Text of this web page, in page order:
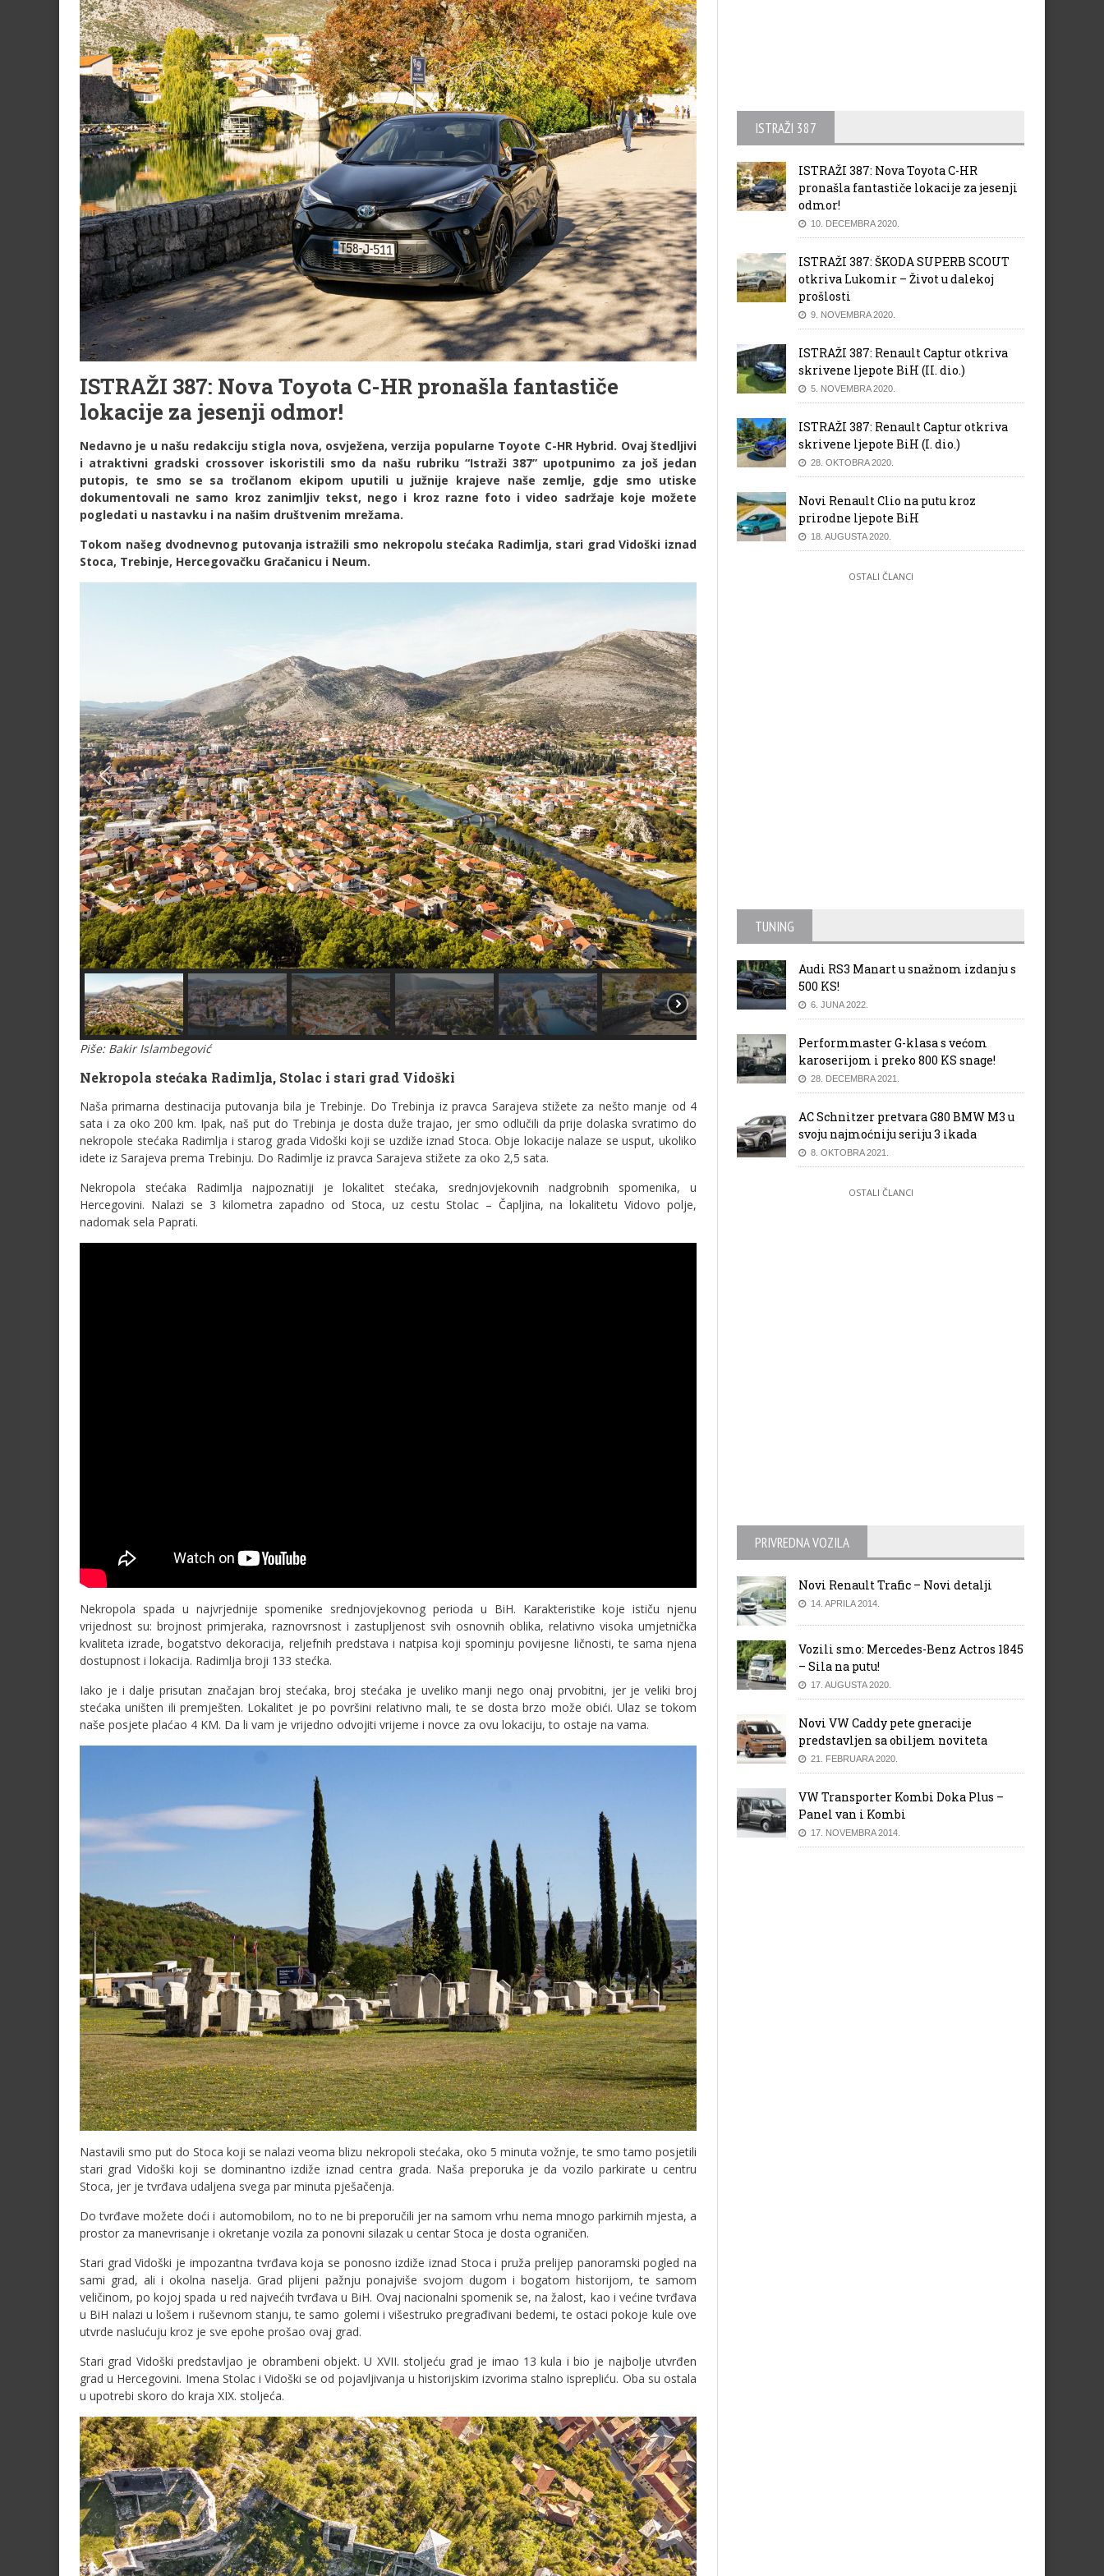
ISTRAŽI 387: Nova Toyota C-HR pronašla fantastiče
lokacije za jesenji odmor!
Nedavno je u našu redakciju stigla nova, osvježena, verzija popularne Toyote C-HR Hybrid. Ovaj štedljivi
i atraktivni gradski crossover iskoristili smo da našu rubriku “Istraži 387” upotpunimo za još jedan
putopis, te smo se sa tročlanom ekipom uputili u južnije krajeve naše zemlje, gdje smo utiske
dokumentovali ne samo kroz zanimljiv tekst, nego i kroz razne foto i video sadržaje koje možete
pogledati u nastavku i na našim društvenim mrežama.
Tokom našeg dvodnevnog putovanja istražili smo nekropolu stećaka Radimlja, stari grad Vidoški iznad
Stoca, Trebinje, Hercegovačku Gračanicu i Neum.
Piše: Bakir Islambegović
Nekropola stećaka Radimlja, Stolac i stari grad Vidoški
Naša primarna destinacija putovanja bila je Trebinje. Do Trebinja iz pravca Sarajeva stižete za nešto manje od 4
sata i za oko 200 km. Ipak, naš put do Trebinja je dosta duže trajao, jer smo odlučili da prije dolaska svratimo do
nekropole stećaka Radimlja i starog grada Vidoški koji se uzdiže iznad Stoca. Obje lokacije nalaze se usput, ukoliko
idete iz Sarajeva prema Trebinju. Do Radimlje iz pravca Sarajeva stižete za oko 2,5 sata.
Nekropola stećaka Radimlja najpoznatiji je lokalitet stećaka, srednjovjekovnih nadgrobnih spomenika, u
Hercegovini. Nalazi se 3 kilometra zapadno od Stoca, uz cestu Stolac – Čapljina, na lokalitetu Vidovo polje,
nadomak sela Paprati.
Nekropola spada u najvrjednije spomenike srednjovjekovnog perioda u BiH. Karakteristike koje ističu njenu
vrijednost su: brojnost primjeraka, raznovrsnost i zastupljenost svih osnovnih oblika, relativno visoka umjetnička
kvaliteta izrade, bogatstvo dekoracija, reljefnih predstava i natpisa koji spominju povijesne ličnosti, te sama njena
dostupnost i lokacija. Radimlja broji 133 stećka.
Iako je i dalje prisutan značajan broj stećaka, broj stećaka je uveliko manji nego onaj prvobitni, jer je veliki broj
stećaka uništen ili premješten. Lokalitet je po površini relativno mali, te se dosta brzo može obići. Ulaz se tokom
naše posjete plaćao 4 KM. Da li vam je vrijedno odvojiti vrijeme i novce za ovu lokaciju, to ostaje na vama.
Nastavili smo put do Stoca koji se nalazi veoma blizu nekropoli stećaka, oko 5 minuta vožnje, te smo tamo posjetili
stari grad Vidoški koji se dominantno izdiže iznad centra grada. Naša preporuka je da vozilo parkirate u centru
Stoca, jer je tvrđava udaljena svega par minuta pješačenja.
Do tvrđave možete doći i automobilom, no to ne bi preporučili jer na samom vrhu nema mnogo parkirnih mjesta, a
prostor za manevrisanje i okretanje vozila za ponovni silazak u centar Stoca je dosta ograničen.
Stari grad Vidoški je impozantna tvrđava koja se ponosno izdiže iznad Stoca i pruža prelijep panoramski pogled na
sami grad, ali i okolna naselja. Grad plijeni pažnju ponajviše svojom dugom i bogatom historijom, te samom
veličinom, po kojoj spada u red najvećih tvrđava u BiH. Ovaj nacionalni spomenik se, na žalost, kao i većine tvrđava
u BiH nalazi u lošem i ruševnom stanju, te samo golemi i višestruko pregrađivani bedemi, te ostaci pokoje kule ove
utvrde naslućuju kroz je sve epohe prošao ovaj grad.
Stari grad Vidoški predstavljao je obrambeni objekt. U XVII. stoljeću grad je imao 13 kula i bio je najbolje utvrđen
grad u Hercegovini. Imena Stolac i Vidoški se od pojavljivanja u historijskim izvorima stalno isprepliću. Oba su ostala
u upotrebi skoro do kraja XIX. stoljeća.
ISTRAŽI 387
ISTRAŽI 387: Nova Toyota C-HR
pronašla fantastiče lokacije za jesenji
odmor!
10. DECEMBRA 2020.
ISTRAŽI 387: ŠKODA SUPERB SCOUT
otkriva Lukomir – Život u dalekoj
prošlosti
9. NOVEMBRA 2020.
ISTRAŽI 387: Renault Captur otkriva
skrivene ljepote BiH (II. dio.)
5. NOVEMBRA 2020.
ISTRAŽI 387: Renault Captur otkriva
skrivene ljepote BiH (I. dio.)
28. OKTOBRA 2020.
Novi Renault Clio na putu kroz
prirodne ljepote BiH
18. AUGUSTA 2020.
OSTALI ČLANCI
TUNING
Audi RS3 Manart u snažnom izdanju s
500 KS!
6. JUNA 2022.
Performmaster G-klasa s većom
karoserijom i preko 800 KS snage!
28. DECEMBRA 2021.
AC Schnitzer pretvara G80 BMW M3 u
svoju najmoćniju seriju 3 ikada
8. OKTOBRA 2021.
OSTALI ČLANCI
PRIVREDNA VOZILA
Novi Renault Trafic – Novi detalji
14. APRILA 2014.
Vozili smo: Mercedes-Benz Actros 1845
– Sila na putu!
17. AUGUSTA 2020.
Novi VW Caddy pete gneracije
predstavljen sa obiljem noviteta
21. FEBRUARA 2020.
VW Transporter Kombi Doka Plus –
Panel van i Kombi
17. NOVEMBRA 2014.